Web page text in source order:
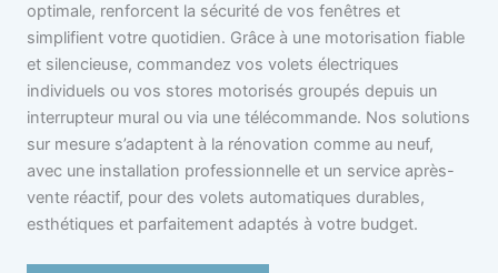
optimale, renforcent la sécurité de vos fenêtres et
simplifient votre quotidien. Grâce à une motorisation fiable
et silencieuse, commandez vos volets électriques
individuels ou vos stores motorisés groupés depuis un
interrupteur mural ou via une télécommande. Nos solutions
sur mesure s’adaptent à la rénovation comme au neuf,
avec une installation professionnelle et un service après-
vente réactif, pour des volets automatiques durables,
esthétiques et parfaitement adaptés à votre budget.